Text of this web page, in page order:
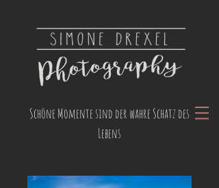
Schöne Momente sind der wahre Schatz des
Lebens